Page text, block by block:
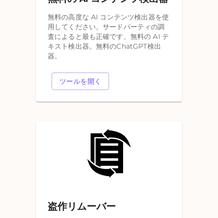
無料の高度な AI コンテンツ検出器を使
用してください。サードパーティの調
査によると最も正確です。無料の AI テ
キスト検出器。無料のChatGPT検出
器。
ツールを開く
盗作リムーバー